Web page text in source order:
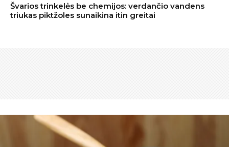
Švarios trinkelės be chemijos: verdančio vandens
triukas piktžoles sunaikina itin greitai